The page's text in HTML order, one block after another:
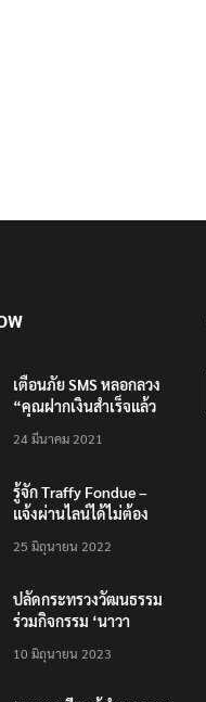
เตือนภัย SMS หลอกลวง
“คุณฝากเงินสำเร็จแล้ว
200,000 บาท”
24 มีนาคม 2021
รู้จัก Traffy Fondue –
แจ้งผ่านไลน์ได้ไม่ต้อง
ทั่วไทย ไม่ใช่แค่ในกรุง
25 มิถุนายน 2022
ปลัดกระทรวงวัฒนธรรม
ร่วมกิจกรรม ‘นาวา
ตักบาตรทางน้ำ
10 มิถุนายน 2023